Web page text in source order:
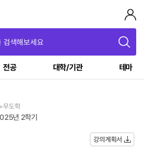
검색해보세요
전공 대학/기관 테마
무도학
년 2학기
강의계획서